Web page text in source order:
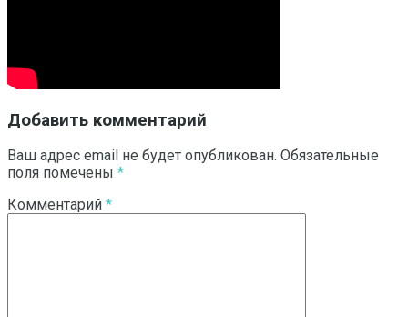
Добавить комментарий
Ваш адрес email не будет опубликован. Обязательные
поля помечены *
Комментарий *